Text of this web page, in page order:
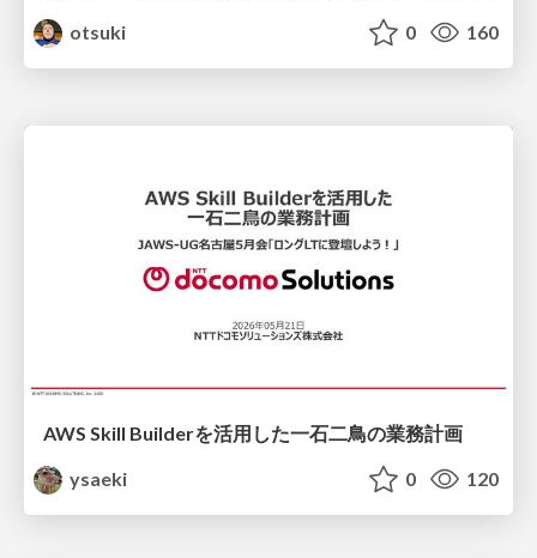
otsuki
0 160
AWS Skill Builderを活用した一石二鳥の業務計画
ysaeki
0 120